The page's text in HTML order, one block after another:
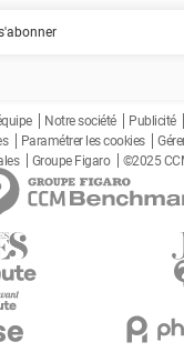
Notre société Publicité
Paramétrer les cookies
Groupe Figaro ©2025